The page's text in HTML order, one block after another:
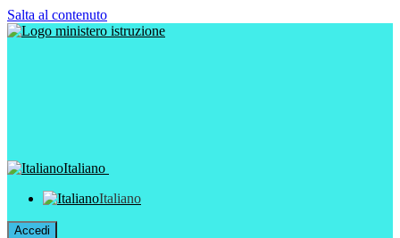
Salta al contenuto
Italiano
Italiano
Accedi